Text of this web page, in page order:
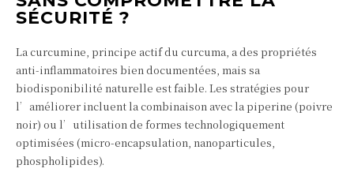
SÉCURITÉ ?
La curcumine, principe actif du curcuma, a des propriétés
anti-inflammatoires bien documentées, mais sa
biodisponibilité naturelle est faible. Les stratégies pour
l’améliorer incluent la combinaison avec la piperine (poivre
noir) ou l’utilisation de formes technologiquement
optimisées (micro-encapsulation, nanoparticules,
phospholipides).